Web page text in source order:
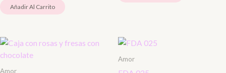
Añadir Al Carrito
Amor
Amor